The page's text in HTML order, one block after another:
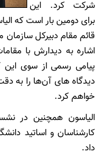
شرکت کرد. این
برای دومین بار است که
قائم مقام دبیرکل سازمان
اشاره به دیدارش با
پیامی رسمی از سوی این
دیدگاه های آن‌ها را به
خواهم کرد.
الیاسون همچنین در
کارشناسان و اساتید
داد.